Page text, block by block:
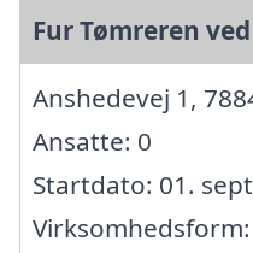
Fur Tømreren
Anshedevej 1,
Ansatte: 0
Startdato: 01.
Virksomhedsform: